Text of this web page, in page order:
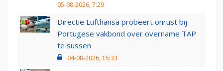
05-08-2026, 7:29
Directie Lufthansa probeert onrust bij
Portugese vakbond over overname TAP
te sussen
04-08-2026, 15:33